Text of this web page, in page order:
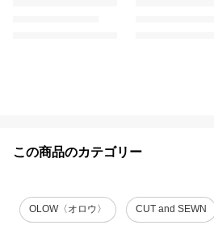
この商品のカテゴリー
OLOW〈オロウ〉 CUT and SEWN